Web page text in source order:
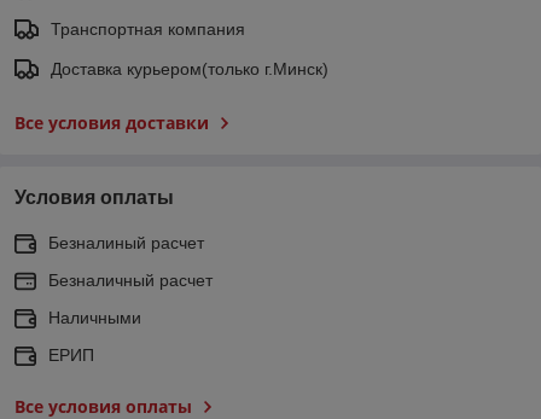
Транспортная компания
Доставка курьером(только г.Минск)
Все условия доставки
Условия оплаты
Безналиный расчет
Безналичный расчет
Наличными
ЕРИП
Все условия оплаты